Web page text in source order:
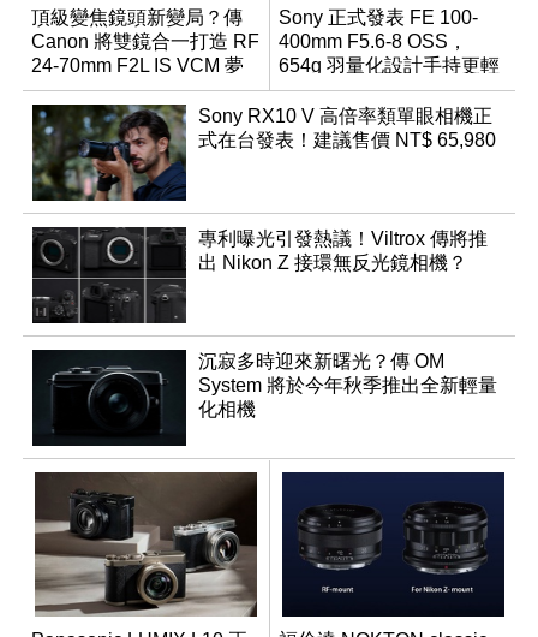
頂級變焦鏡頭新變局？傳
Canon 將雙鏡合一打造 RF
24-70mm F2L IS VCM 夢
幻規格
Sony 正式發表 FE 100-
400mm F5.6-8 OSS，
654g 羽量化設計手持更輕
鬆
Sony RX10 V 高倍率類單眼相機正
式在台發表！建議售價 NT$ 65,980
專利曝光引發熱議！Viltrox 傳將推
出 Nikon Z 接環無反光鏡相機？
沉寂多時迎來新曙光？傳 OM
System 將於今年秋季推出全新輕量
化相機